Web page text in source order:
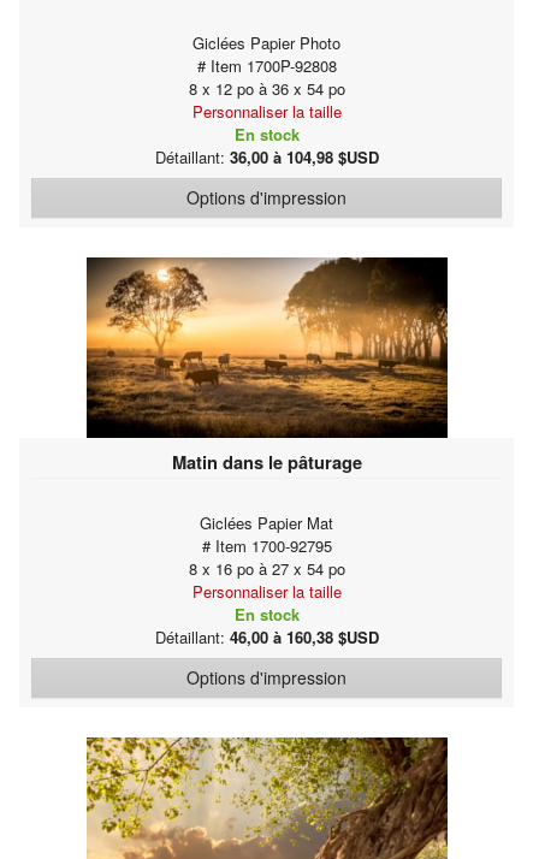
Giclées Papier Photo
# Item 1700P-92808
8 x 12 po à 36 x 54 po
Personnaliser la taille
En stock
Détaillant: 36,00 à 104,98 $USD
Options d'impression
Matin dans le pâturage
Giclées Papier Mat
# Item 1700-92795
8 x 16 po à 27 x 54 po
Personnaliser la taille
En stock
Détaillant: 46,00 à 160,38 $USD
Options d'impression